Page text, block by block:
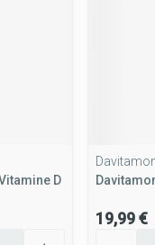
D
19,99 €